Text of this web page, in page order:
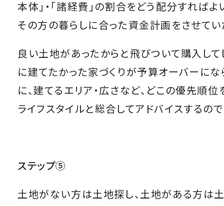
本体」・「諸経費」の割合をどう配分すればよ
その方の暮らしに合った資金計画をさせてい
良い土地があったからと飛びついて購入して
に建てたかった家づくりが予算オーバーにな
に、建てるエリア・広さなど、どこの優先順位
ライフスタイルと総合してアドバイスするので
ステップ⑤
土地がない方は土地探し、土地がある方は